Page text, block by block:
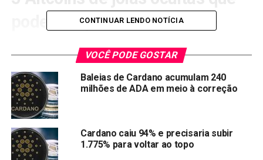
podem explodir no verão de
Vamos ser honestos: a recente
decepcionou muitos, mas, ao mesmo tempo, a ação
principal mudou para as altcoins, então há um lado positivo
nisso.
No fim de semana, apesar do movimento mínimo, ocorreu
uma mudança significativa com Pepe (PEPE) liderando a
CONTINUAR LENDO NOTÍCIA
VOCÊ PODE GOSTAR
Baleias de Cardano acumulam 240
milhões de ADA em meio à correção
Cardano caiu 94% e precisaria subir
1.775% para voltar ao topo